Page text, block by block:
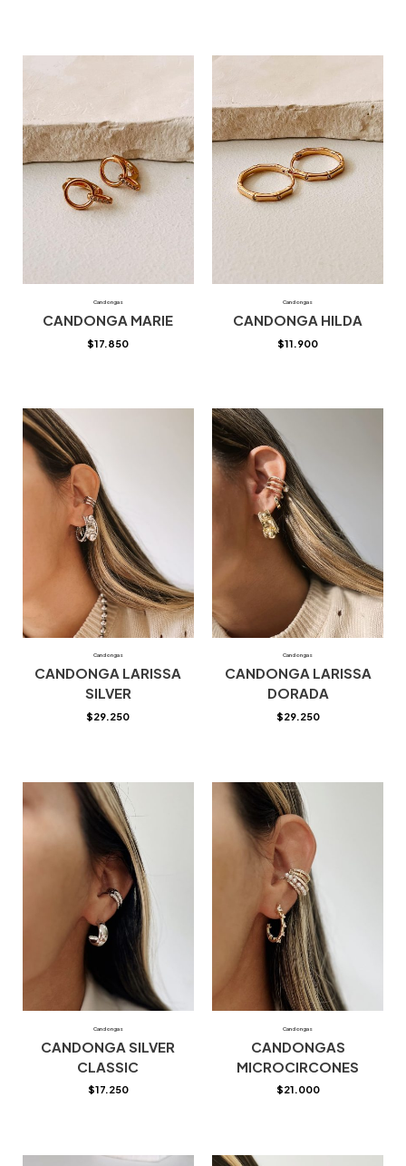
Candongas
CANDONGA MARIE
$17.850
Candongas
CANDONGA HILDA
$11.900
Candongas
CANDONGA LARISSA
SILVER
$29.250
Candongas
CANDONGA LARISSA
DORADA
$29.250
Candongas
CANDONGA SILVER
CLASSIC
$17.250
Candongas
CANDONGAS
MICROCIRCONES
$21.000